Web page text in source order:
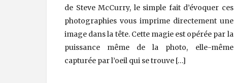
de Steve McCurry, le simple fait d’évoquer ces
photographies vous imprime directement une
image dans la tête. Cette magie est opérée par la
puissance même de la photo, elle-même
capturée par l’oeil qui se trouve […]